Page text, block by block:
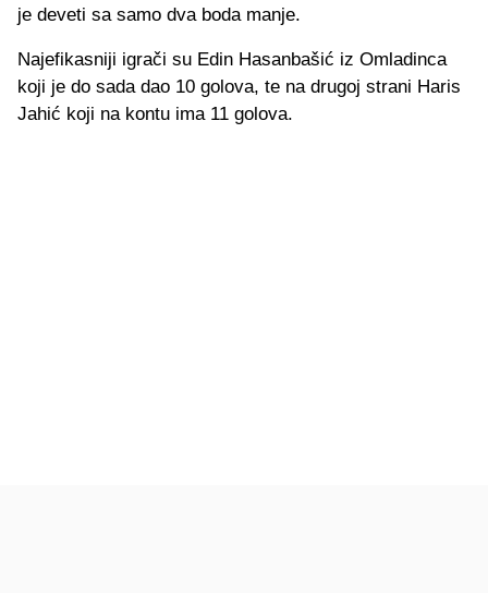
je deveti sa samo dva boda manje.
Najefikasniji igrači su Edin Hasanbašić iz Omladinca
koji je do sada dao 10 golova, te na drugoj strani Haris
Jahić koji na kontu ima 11 golova.